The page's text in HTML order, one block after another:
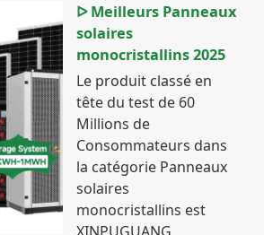
ᐅ Meilleurs Panneaux
solaires
monocristallins 2025
Le produit classé en
tête du test de 60
Millions de
Consommateurs dans
la catégorie Panneaux
solaires
monocristallins est